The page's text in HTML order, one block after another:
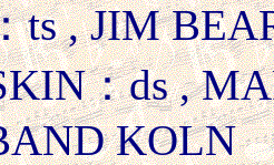
ts , JIM
：ds ,
KOLN